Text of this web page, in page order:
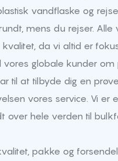
vandflaske og
mens du rejser. Alle
da vi altid er
vores globale kunder om
til at tilbyde dig en
vores service. Vi
over hele verden til
pakke og